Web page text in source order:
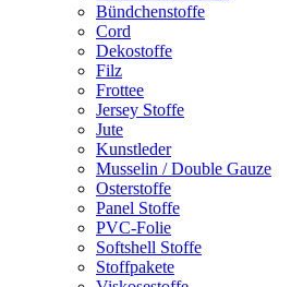
Bündchenstoffe
Cord
Dekostoffe
Filz
Frottee
Jersey Stoffe
Jute
Kunstleder
Musselin / Double Gauze
Osterstoffe
Panel Stoffe
PVC-Folie
Softshell Stoffe
Stoffpakete